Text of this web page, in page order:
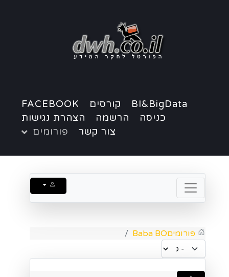
BI&BigData קורסים
FACEBOOK
כניסה
הרשמה
הצהרת נגישות
צור קשר
פורומים
פורומיםBaba BO